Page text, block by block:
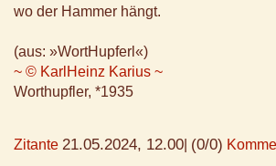
wo der Hammer hängt.
(aus: »WortHupferl«)
~ © KarlHeinz Karius ~
Worthupfler, *1935
Zitante 21.05.2024, 12.00 (0/0)